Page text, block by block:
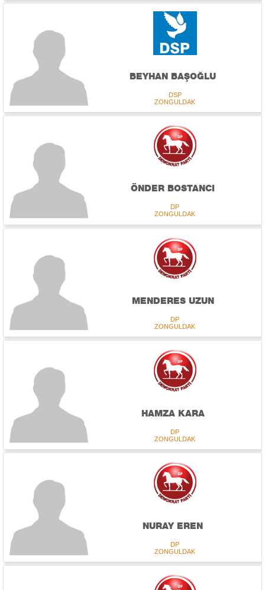
BEYHAN BAŞOĞLU
DSP
ZONGULDAK
ÖNDER BOSTANCI
DP
ZONGULDAK
MENDERES UZUN
DP
ZONGULDAK
HAMZA KARA
DP
ZONGULDAK
NURAY EREN
DP
ZONGULDAK